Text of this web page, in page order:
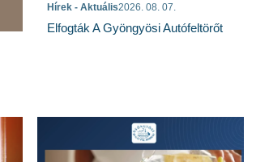
Hírek - Aktuális2026. 08. 07.
Elfogták A Gyöngyösi Autófeltörőt